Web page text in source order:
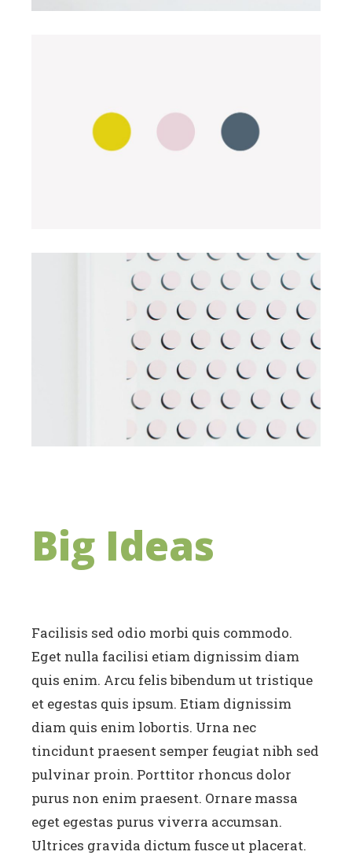
Big Ideas
Facilisis sed odio morbi quis commodo.
Eget nulla facilisi etiam dignissim diam
quis enim. Arcu felis bibendum ut tristique
et egestas quis ipsum. Etiam dignissim
diam quis enim lobortis. Urna nec
tincidunt praesent semper feugiat nibh sed
pulvinar proin. Porttitor rhoncus dolor
purus non enim praesent. Ornare massa
eget egestas purus viverra accumsan.
Ultrices gravida dictum fusce ut placerat.